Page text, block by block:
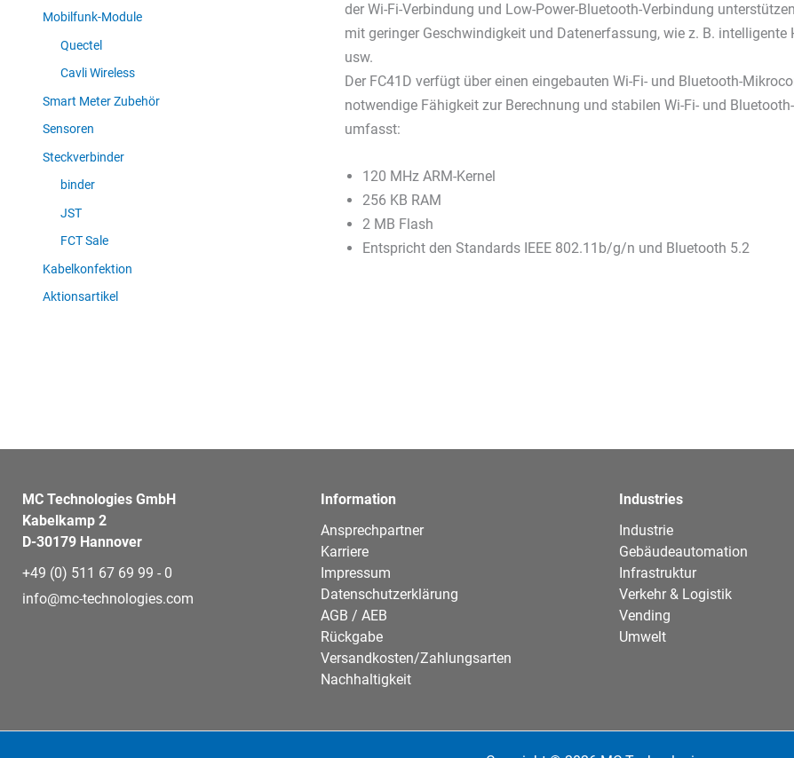
Mobilfunk-Module
Quectel
Cavli Wireless
Smart Meter Zubehör
Sensoren
Steckverbinder
binder
JST
FCT Sale
Kabelkonfektion
Aktionsartikel
der Wi-Fi-Verbindung und Low-Power-Bluetooth-Verbindung
mit geringer Geschwindigkeit und Datenerfassung, wie z. B.
usw.
Der FC41D verfügt über einen eingebauten Wi-Fi- und Bluetooth-
notwendige Fähigkeit zur Berechnung und stabilen Wi-Fi- und
umfasst:
120 MHz ARM-Kernel
256 KB RAM
2 MB Flash
Entspricht den Standards IEEE 802.11b/g/n und Bluetooth 5.2
MC Technologies GmbH
Kabelkamp 2
D-30179 Hannover
+49 (0) 511 67 69 99 - 0
info@mc-technologies.com
Information
Ansprechpartner
Karriere
Impressum
Datenschutzerklärung
AGB / AEB
Rückgabe
Versandkosten/Zahlungsarten
Nachhaltigkeit
Industries
Industrie
Gebäudeautomation
Infrastruktur
Verkehr & Logistik
Vending
Umwelt